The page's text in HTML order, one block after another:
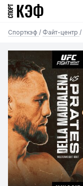
Спорткэф / Файт-центр /